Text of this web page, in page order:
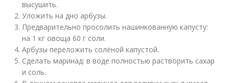
высушить.
Уложить на дно арбузы.
Предварительно просолить нашинкованную капусту:
на 1 кг овоща 60 г соли.
Арбузы переложить солёной капустой.
Сделать маринад: в воде полностью растворить сахар
и соль.